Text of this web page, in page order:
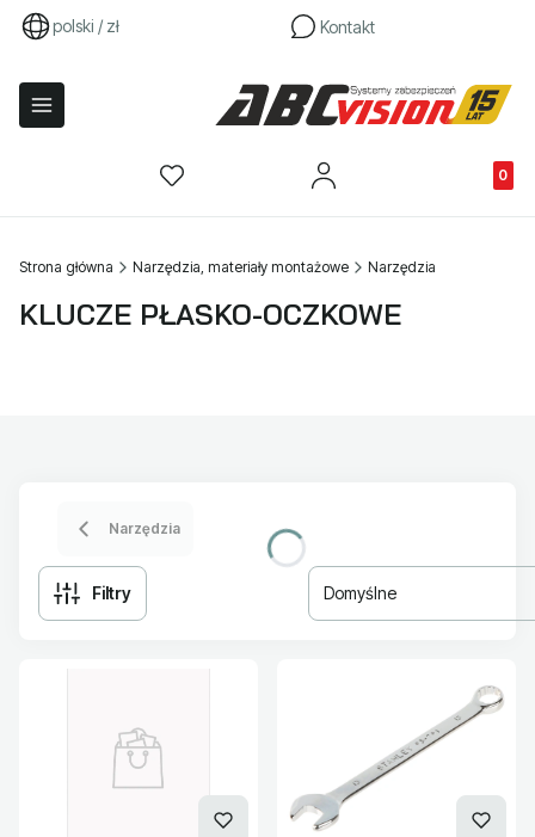
polski / zł Kontakt
Strona główna Narzędzia, materiały montażowe Narzędzia
KLUCZE PŁASKO-OCZKOWE
Narzędzia
Filtry Domyślne